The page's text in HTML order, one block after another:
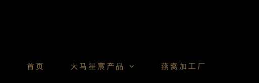
首页 大马星宸产品 燕窝加工厂